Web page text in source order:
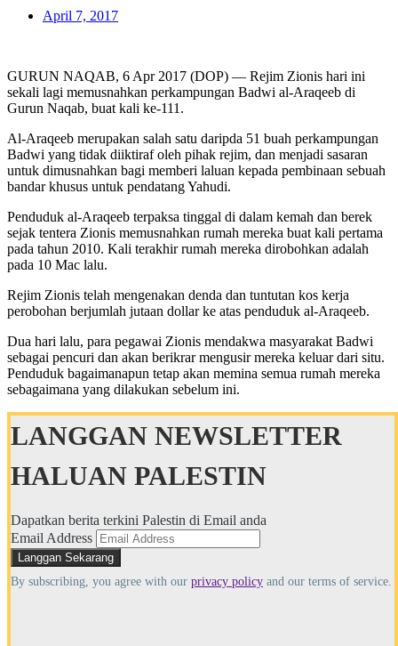
April 7, 2017
GURUN NAQAB, 6 Apr 2017 (DOP) — Rejim Zionis hari ini
sekali lagi memusnahkan perkampungan Badwi al-Araqeeb di
Gurun Naqab, buat kali ke-111.
Al-Araqeeb merupakan salah satu daripda 51 buah perkampungan
Badwi yang tidak diiktiraf oleh pihak rejim, dan menjadi sasaran
untuk dimusnahkan bagi memberi laluan kepada pembinaan sebuah
bandar khusus untuk pendatang Yahudi.
Penduduk al-Araqeeb terpaksa tinggal di dalam kemah dan berek
sejak tentera Zionis memusnahkan rumah mereka buat kali pertama
pada tahun 2010. Kali terakhir rumah mereka dirobohkan adalah
pada 10 Mac lalu.
Rejim Zionis telah mengenakan denda dan tuntutan kos kerja
perobohan berjumlah jutaan dollar ke atas penduduk al-Araqeeb.
Dua hari lalu, para pegawai Zionis mendakwa masyarakat Badwi
sebagai pencuri dan akan berikrar mengusir mereka keluar dari situ.
Penduduk bagaimanapun tetap akan memina semua rumah mereka
sebagaimana yang dilakukan sebelum ini.
LANGGAN NEWSLETTER
HALUAN PALESTIN
Dapatkan berita terkini Palestin di Email anda
Email Address
By subscribing, you agree with our privacy policy and our terms of service.